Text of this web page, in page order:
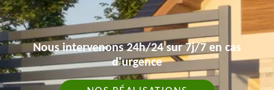
Nous intervenons 24h/24 sur 7j/7 en cas
d'urgence